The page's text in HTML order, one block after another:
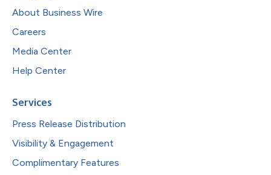
About Business Wire
Careers
Media Center
Help Center
Services
Press Release Distribution
Visibility & Engagement
Complimentary Features